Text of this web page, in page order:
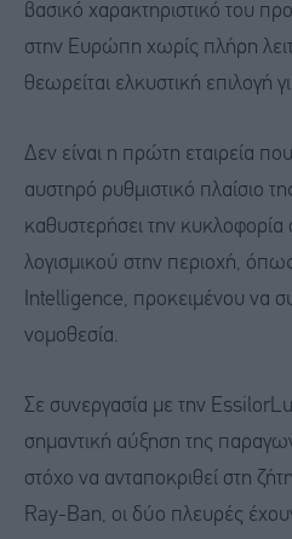
βασικό χαρακτηριστικό του
στην Ευρώπη χωρίς πλήρη
θεωρείται ελκυστική επιλογή
Δεν είναι η πρώτη εταιρεία
αυστηρό ρυθμιστικό πλαίσιο
καθυστερήσει την κυκλοφορία
λογισμικού στην περιοχή,
Intelligence, προκειμένου να
νομοθεσία.
Σε συνεργασία με την
σημαντική αύξηση της
στόχο να ανταποκριθεί στη
Ray-Ban, οι δύο πλευρές